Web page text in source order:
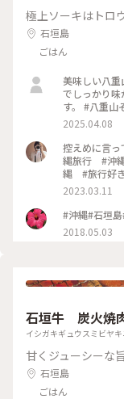
極上ソーキはトロ
石垣島
ごはん
美味しい八重
でしっかり味
す。 #八重山
2025.04.08
控えめに言って最高だっ
縄旅行 #沖
縄 #旅行好
い #福岡写
メ #行列の
2023.03.11
#沖縄#石垣
2018.05.03
石垣牛 炭火焼
イシガキギュウスミビヤ
甘くジューシーな
石垣島
ごはん